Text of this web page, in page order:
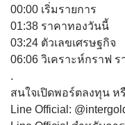
00:00 เริ่มรายการ
01:38 ราคาทองวันนี้
03:24 ตัวเลขเศรษฐกิจ
06:06 วิเคราะห์กราฟ
.
สนใจเปิดพอร์ตลงทุน
Line Official: